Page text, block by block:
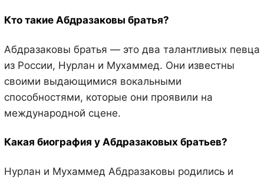
Кто такие Абдразаковы братья?
Абдразаковы братья — это два талантливых певца
из России, Нурлан и Мухаммед. Они известны
своими выдающимися вокальными
способностями, которые они проявили на
международной сцене.
Какая биография у Абдразаковых братьев?
Нурлан и Мухаммед Абдразаковы родились и